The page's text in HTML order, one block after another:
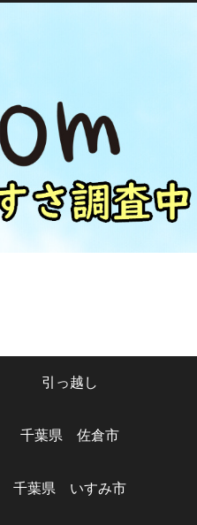
引っ越し
千葉県 佐倉市
千葉県 いすみ市